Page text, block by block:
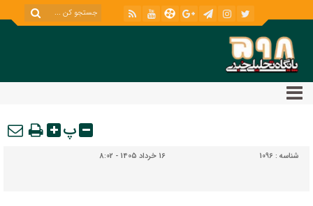
پ
شناسه : 1096 16 خرداد 1405 - 8:02